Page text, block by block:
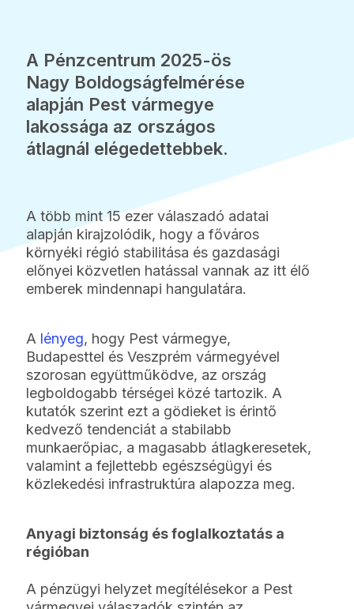
A Pénzcentrum 2025-ös
Nagy Boldogságfelmérése
alapján Pest vármegye
lakossága az országos
átlagnál elégedettebbek.
A több mint 15 ezer válaszadó adatai
alapján kirajzolódik, hogy a főváros
környéki régió stabilitása és gazdasági
előnyei közvetlen hatással vannak az itt élő
emberek mindennapi hangulatára.
A lényeg, hogy Pest vármegye,
Budapesttel és Veszprém vármegyével
szorosan együttműködve, az ország
legboldogabb térségei közé tartozik. A
kutatók szerint ezt a gödieket is érintő
kedvező tendenciát a stabilabb
munkaerőpiac, a magasabb átlagkeresetek,
valamint a fejlettebb egészségügyi és
közlekedési infrastruktúra alapozza meg.
Anyagi biztonság és foglalkoztatás a
régióban
A pénzügyi helyzet megítélésekor a Pest